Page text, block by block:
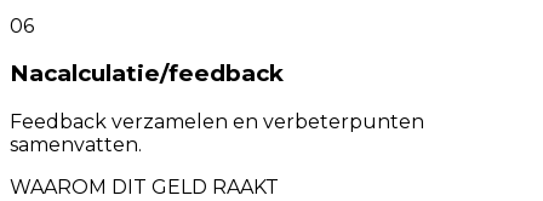
06
Nacalculatie/feedback
Feedback verzamelen en verbeterpunten
samenvatten.
WAAROM DIT GELD RAAKT